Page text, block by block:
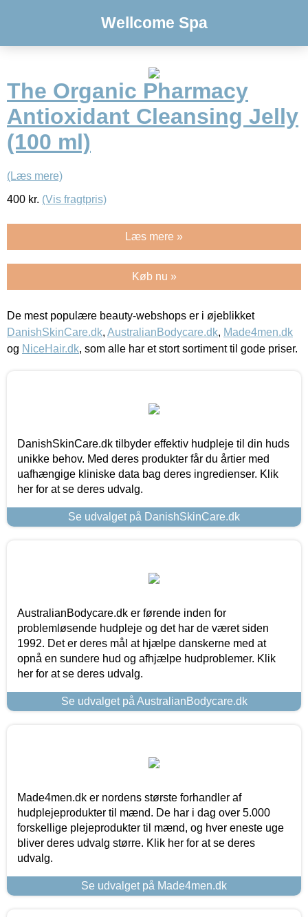
Wellcome Spa
The Organic Pharmacy
Antioxidant Cleansing Jelly
(100 ml)
(Læs mere)
400 kr. (Vis fragtpris)
Læs mere »
Køb nu »
De mest populære beauty-webshops er i øjeblikket
DanishSkinCare.dk, AustralianBodycare.dk, Made4men.dk
og NiceHair.dk, som alle har et stort sortiment til gode priser.
DanishSkinCare.dk tilbyder effektiv hudpleje til din huds
unikke behov. Med deres produkter får du årtier med
uafhængige kliniske data bag deres ingredienser. Klik
her for at se deres udvalg.
Se udvalget på DanishSkinCare.dk
AustralianBodycare.dk er førende inden for
problemløsende hudpleje og det har de været siden
1992. Det er deres mål at hjælpe danskerne med at
opnå en sundere hud og afhjælpe hudproblemer. Klik
her for at se deres udvalg.
Se udvalget på AustralianBodycare.dk
Made4men.dk er nordens største forhandler af
hudplejeprodukter til mænd. De har i dag over 5.000
forskellige plejeprodukter til mænd, og hver eneste uge
bliver deres udvalg større. Klik her for at se deres
udvalg.
Se udvalget på Made4men.dk